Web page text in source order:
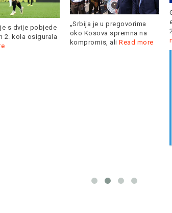
s dvije pobjede
2. kola osigurala
„Srbija je u pregovorima
oko Kosova spremna na
kompromis, ali Read more